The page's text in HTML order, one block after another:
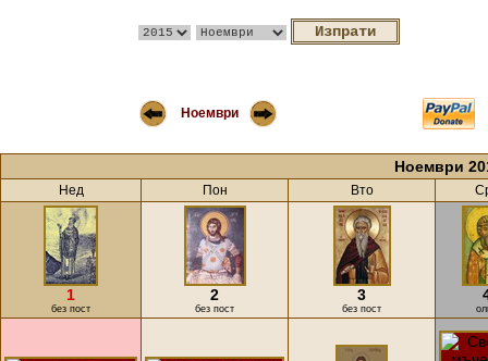
Ноември
Ноември
Нед Пон Вто
1
без пост
2
без пост
3
без пост